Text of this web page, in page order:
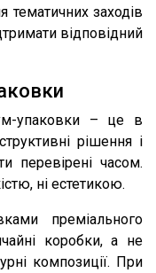
тематичних заходів
відповідний
упаковки – це в
рішення і
перевірені часом.
ні естетикою.
преміального
коробки, а не
композиції. При